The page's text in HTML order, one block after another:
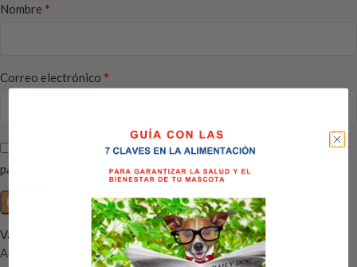
Valoraciones
Aún no hay reseñas
Nombre *
Correo electrónico *
Guarda mi nombre, correo electrónico y web en este navegador
para la próxima vez que comente.